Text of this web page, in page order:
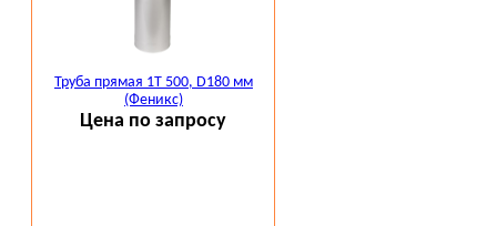
Труба прямая 1Т 500, D180 мм
(Феникс)
Цена по запросу